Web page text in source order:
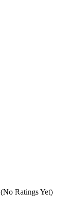
(No Ratings Yet)